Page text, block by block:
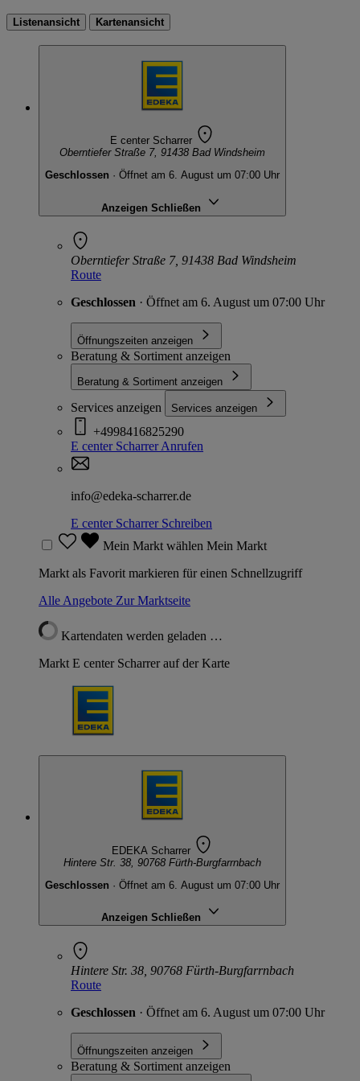
Listenansicht Kartenansicht
E center Scharrer
Oberntiefer Straße 7, 91438 Bad Windsheim
Geschlossen · Öffnet am 6. August um 07:00 Uhr
Anzeigen Schließen
Oberntiefer Straße 7, 91438 Bad Windsheim
Route
Geschlossen · Öffnet am 6. August um 07:00 Uhr
Öffnungszeiten anzeigen
Beratung & Sortiment anzeigen
Beratung & Sortiment anzeigen
Services anzeigen Services anzeigen
+4998416825290
E center ScharrerAnrufen
info@edeka-scharrer.de
E center ScharrerSchreiben
Mein Markt wählen Mein Markt
Markt als Favorit markieren für einen Schnellzugriff
Alle Angebote Zur Marktseite
Kartendaten werden geladen …
Markt E center Scharrer auf der Karte
EDEKA Scharrer
Hintere Str. 38, 90768 Fürth-Burgfarrnbach
Geschlossen · Öffnet am 6. August um 07:00 Uhr
Anzeigen Schließen
Hintere Str. 38, 90768 Fürth-Burgfarrnbach
Route
Geschlossen · Öffnet am 6. August um 07:00 Uhr
Öffnungszeiten anzeigen
Beratung & Sortiment anzeigen